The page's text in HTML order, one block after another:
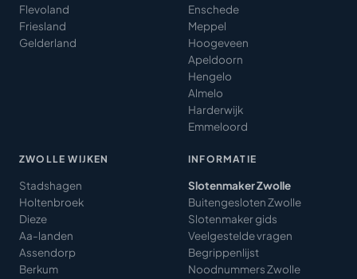
Flevoland
Friesland
Gelderland
Enschede
Meppel
Hoogeveen
Apeldoorn
Hengelo
Almelo
Harderwijk
Emmeloord
ZWOLLE WIJKEN
Stadshagen
Holtenbroek
Dieze
Aa-landen
Assendorp
Berkum
INFORMATIE
Slotenmaker Zwolle
Buitengesloten Zwolle
Slotenmaker gids
Veelgestelde vragen
Begrippenlijst
Noodnummers Zwolle